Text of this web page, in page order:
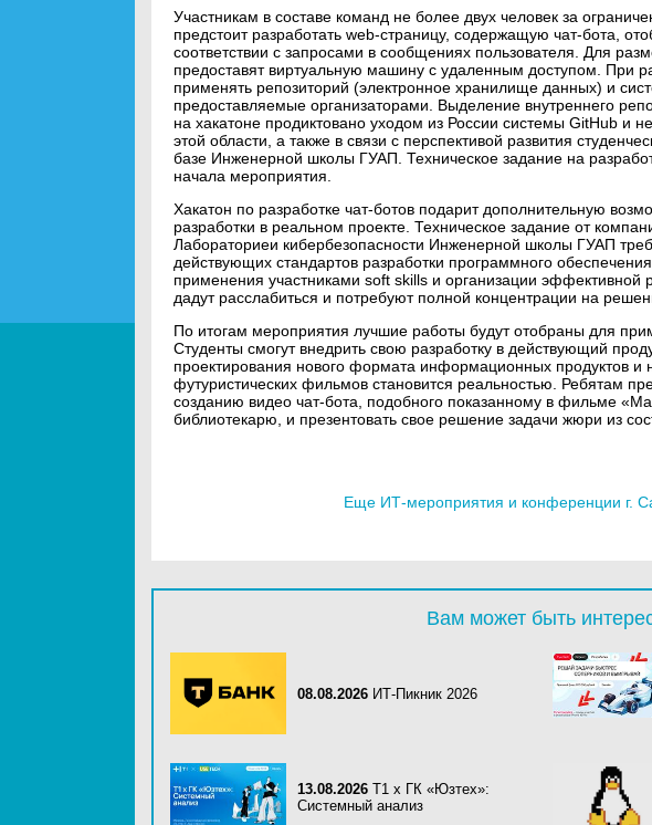
Участникам в составе команд не более двух человек за
предстоит разработать web-страницу, содержащую чат-бота,
соответствии с запросами в сообщениях пользователя. Для
предоставят виртуальную машину с удаленным доступом. При
применять репозиторий (электронное хранилище данных) и
предоставляемые организаторами. Выделение внутреннего
на хакатоне продиктовано уходом из России системы GitHub и
этой области, а также в связи с перспективой развития
базе Инженерной школы ГУАП. Техническое задание на
начала мероприятия.
Хакатон по разработке чат-ботов подарит дополнительную
разработки в реальном проекте. Техническое задание от
Лабораториеи кибербезопасности Инженерной школы ГУАП
действующих стандартов разработки программного
применения участниками soft skills и организации эффективной
дадут расслабиться и потребуют полной концентрации на
По итогам мероприятия лучшие работы будут отобраны для
Студенты смогут внедрить свою разработку в действующий
проектирования нового формата информационных продуктов и
футуристических фильмов становится реальностью. Ребятам
созданию видео чат-бота, подобного показанному в фильме
библиотекарю, и презентовать свое решение задачи жюри из
Еще ИТ-мероприятия и конференции г.
Вам может быть
08.08.2026 ИТ-Пикник 2026
13.08.2026 Т1 x ГК «Юзтех»:
Системный анализ